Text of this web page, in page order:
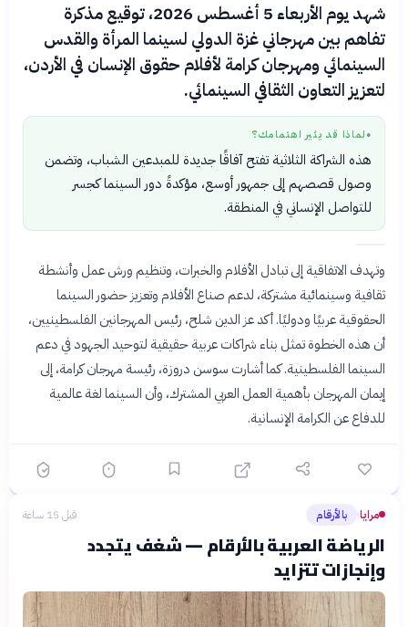
شهد يوم الأربعاء 5 أغسطس 2026، توقيع مذكرة
تفاهم بين مهرجاني غزة الدولي لسينما المرأة والقدس
السينمائي ومهرجان كرامة لأفلام حقوق الإنسان في الأردن،
لتعزيز التعاون الثقافي السينمائي.
● لماذا قد يثير اهتمامك؟
هذه الشراكة الثلاثية تفتح آفاقًا جديدة للمبدعين الشباب، وتضمن
وصول قصصهم إلى جمهور أوسع، مؤكدةً دور السينما كجسر
للتواصل الإنساني في المنطقة.
وتهدف الاتفاقية إلى تبادل الأفلام والخبرات، وتنظيم ورش عمل وأنشطة
ثقافية وسينمائية مشتركة، لدعم صناع الأفلام وتعزيز حضور السينما
الحقوقية عربيًا ودوليًا. أكد عز الدين شلح، رئيس المهرجانين الفلسطينيين،
أن هذه الخطوة تمثل بناء شراكات عربية حقيقية لتوحيد الجهود في دعم
السينما الفلسطينية. كما أشارت سوسن دروزة، رئيسة مهرجان كرامة، إلى
إيمان المهرجان بأهمية العمل العربي المشترك، وأن السينما لغة عالمية
للدفاع عن الكرامة الإنسانية.
مرايا› بالأرقام قبل 15 ساعة
الرياضة العربية بالأرقام — شغف يتجدد
وإنجازات تتزايد